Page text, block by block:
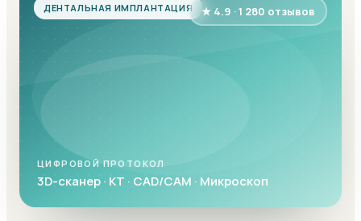
ДЕНТАЛЬНАЯ ИМПЛАНТАЦИЯ ★ 4.9 · 1 280 отзывов
ЦИФРОВОЙ ПРОТОКОЛ
3D-сканер · КТ · CAD/CAM · Микроскоп